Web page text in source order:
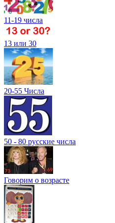
11-19 числа
13 или 30
20-55 Числа
50 - 80 русские числа
Говорим о возрасте